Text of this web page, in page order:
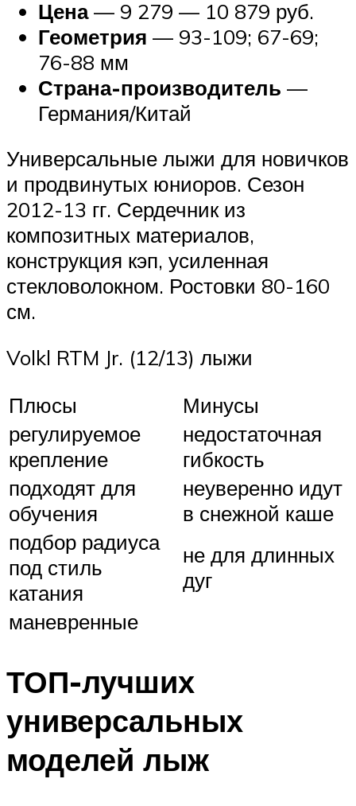
Цена— 9 279 — 10 879 руб.
Геометрия — 93-109; 67-69;
76-88 мм
Страна-производитель —
Германия/Китай
Универсальные лыжи для новичков
и продвинутых юниоров. Сезон
2012-13 гг. Сердечник из
композитных материалов,
конструкция кэп, усиленная
стекловолокном. Ростовки 80-160
см.
Volkl RTM Jr. (12/13) лыжи
Плюсы
Минусы
регулируемое
крепление
недостаточная
гибкость
подходят для
обучения
неуверенно идут
в снежной каше
подбор радиуса
под стиль
катания
не для длинных
дуг
маневренные
ТОП-лучших
универсальных
моделей лыж